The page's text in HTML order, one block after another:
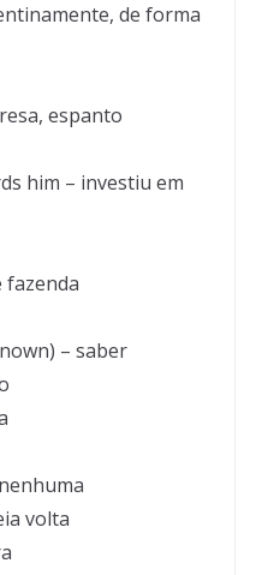
de forma
espanto
him – investiu em
– saber
volta